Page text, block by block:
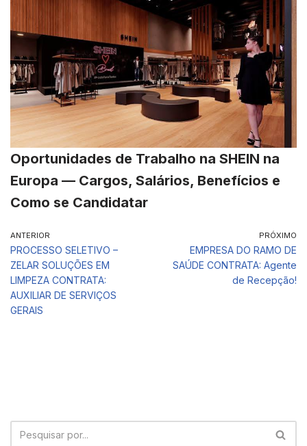
Oportunidades de Trabalho na SHEIN na
Europa — Cargos, Salários, Benefícios e
Como se Candidatar
ANTERIOR
PROCESSO SELETIVO –
ZELAR SOLUÇÕES EM
LIMPEZA CONTRATA:
AUXILIAR DE SERVIÇOS
GERAIS
PRÓXIMO
EMPRESA DO RAMO DE
SAÚDE CONTRATA: Agente
de Recepção!